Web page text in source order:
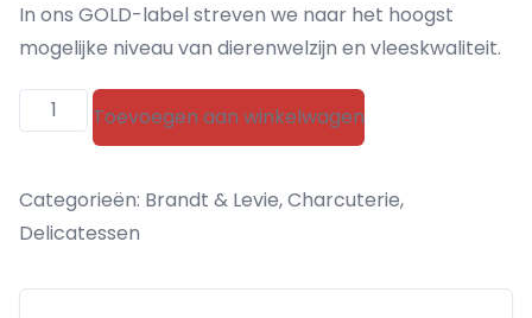
In ons GOLD-label streven we naar het hoogst
mogelijke niveau van dierenwelzijn en vleeskwaliteit.
Brandt
&
Gold
Piment
Toevoegen aan winkelwagen
Categorieën: Brandt & Levie,Charcuterie,
Delicatessen